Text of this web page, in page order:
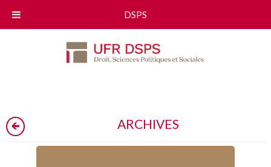
ARCHIVES
DSPS